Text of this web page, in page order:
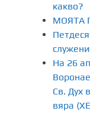
какво?
МОЯТА
На 26
Св. Дух
вяра